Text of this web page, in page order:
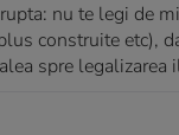
nu te legi de
construite etc),
spre